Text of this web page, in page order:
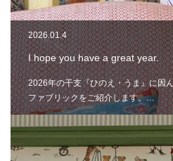
2026.01.4
I hope you have a great year.
2026年の干支『ひのえ・うま』に因
ファブリックをご紹介します。…